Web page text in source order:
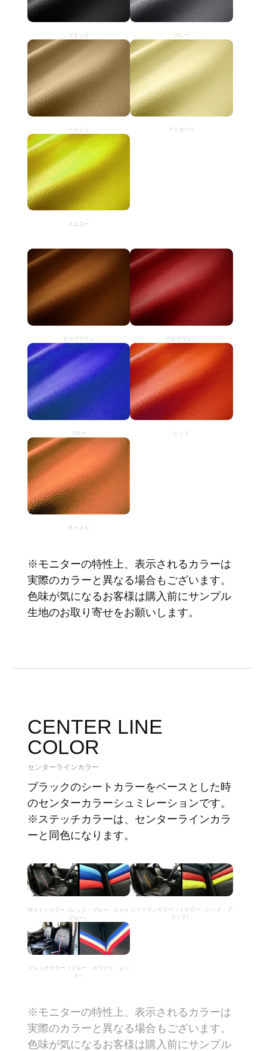
ブラック グレー
ベージュ アイボリー
イエロー
モカブラウン アロマワイン
ブルー レッド
キャメル
※モニターの特性上、表示されるカラーは
実際のカラーと異なる場合もございます。
色味が気になるお客様は購入前にサンプル
生地のお取り寄せをお願いします。
CENTER LINE
COLOR
センターラインカラー
ブラックのシートカラーをベースとした時
のセンターカラーシュミレーションです。
※ステッチカラーは、センターラインカラ
ーと同色になります。
Mラインカラー（レッド・ブルー・スカイ
ブルー）
ジャーマンカラー（イエロー・レッド・ブ
ラック）
フレンチカラー（ブルー・ホワイト・レッ
ド）
※モニターの特性上、表示されるカラーは
実際のカラーと異なる場合もございます。
色味が気になるお客様は購入前にサンプル